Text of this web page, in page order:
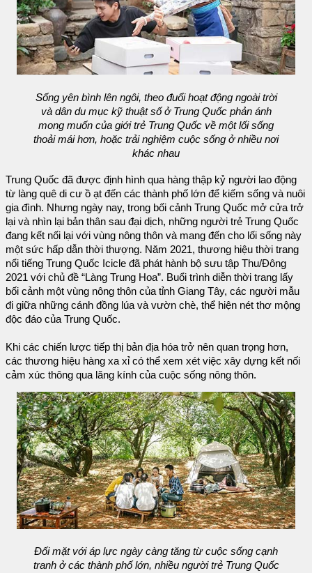
Sống yên bình lên ngôi, theo đuổi hoạt động ngoài trời
và dân du mục kỹ thuật số ở Trung Quốc phản ánh
mong muốn của giới trẻ Trung Quốc về một lối sống
thoải mái hơn, hoặc trải nghiệm cuộc sống ở nhiều nơi
khác nhau
Trung Quốc đã được định hình qua hàng thập kỷ người lao động
từ làng quê di cư ồ ạt đến các thành phố lớn để kiếm sống và nuôi
gia đình. Nhưng ngày nay, trong bối cảnh Trung Quốc mở cửa trở
lại và nhìn lại bản thân sau đại dịch, những người trẻ Trung Quốc
đang kết nối lại với vùng nông thôn và mang đến cho lối sống này
một sức hấp dẫn thời thượng. Năm 2021, thương hiệu thời trang
nổi tiếng Trung Quốc Icicle đã phát hành bộ sưu tập Thu/Đông
2021 với chủ đề “Làng Trung Hoa”. Buổi trình diễn thời trang lấy
bối cảnh một vùng nông thôn của tỉnh Giang Tây, các người mẫu
đi giữa những cánh đồng lúa và vườn chè, thể hiện nét thơ mộng
độc đáo của Trung Quốc.
Khi các chiến lược tiếp thị bản địa hóa trở nên quan trọng hơn,
các thương hiệu hàng xa xỉ có thể xem xét việc xây dựng kết nối
cảm xúc thông qua lăng kính của cuộc sống nông thôn.
Đối mặt với áp lực ngày càng tăng từ cuộc sống cạnh
tranh ở các thành phố lớn, nhiều người trẻ Trung Quốc